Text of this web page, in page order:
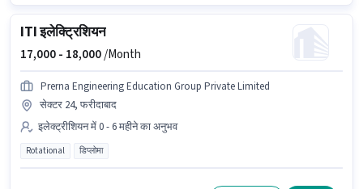
ITI इलेक्ट्रिशियन
17,000 - 18,000/Month
Prerna Engineering Education Group Private Limited
सेक्टर 24, फरीदाबाद
इलेक्ट्रीशियन में 0 - 6 महीने का अनुभव
Rotational डिप्लोमा